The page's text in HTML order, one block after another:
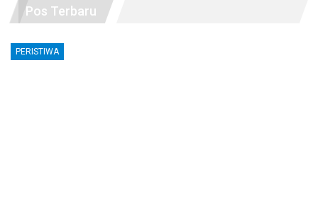
Pos Terbaru
PERISTIWA